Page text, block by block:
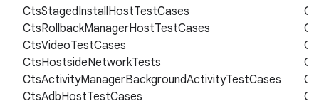
CtsStagedInstallHostTestCases
CtsRollbackManagerHostTestCases
CtsVideoTestCases
CtsHostsideNetworkTests
CtsActivityManagerBackgroundActivityTestCases
CtsAdbHostTestCases